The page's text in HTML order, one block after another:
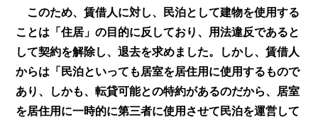
このため、賃借人に対し、民泊として建物を使用する
ことは「住居」の目的に反しており、用法違反であると
して契約を解除し、退去を求めました。しかし、賃借人
からは「民泊といっても居室を居住用に使用するもので
あり、しかも、転貸可能との特約があるのだから、居室
を居住用に一時的に第三者に使用させて民泊を運営して